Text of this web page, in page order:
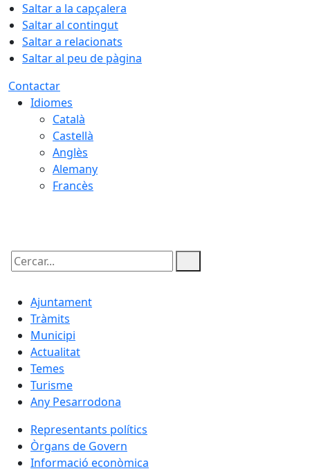
Saltar a la capçalera
Saltar al contingut
Saltar a relacionats
Saltar al peu de pàgina
Contactar
Idiomes
Català
Castellà
Anglès
Alemany
Francès
Cercar:
Ajuntament
Tràmits
Municipi
Actualitat
Temes
Turisme
Any Pesarrodona
Representants polítics
Òrgans de Govern
Informació econòmica